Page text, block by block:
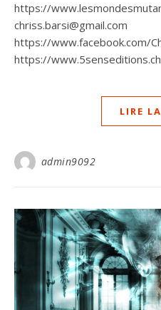
https://
chriss.barsi@gmail.com
https://www.facebook.com/
https://www.5senseditions.ch
LIRE
admin9092